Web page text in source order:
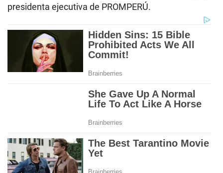
presidenta ejecutiva de PROMPERÚ.